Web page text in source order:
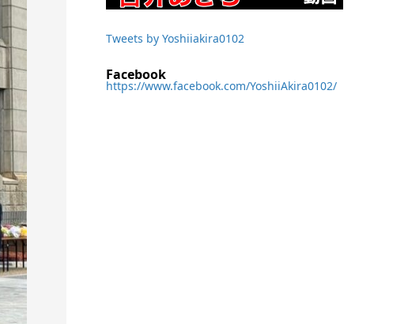
Tweets by Yoshiiakira0102
Facebook
https://www.facebook.com/YoshiiAkira0102/